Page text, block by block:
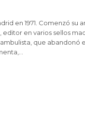
en 1971. Comenzó su
en varios sellos
que abandonó